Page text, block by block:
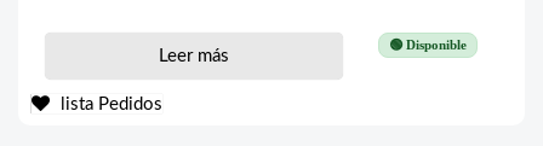
🟢 Disponible
Leer más
lista Pedidos